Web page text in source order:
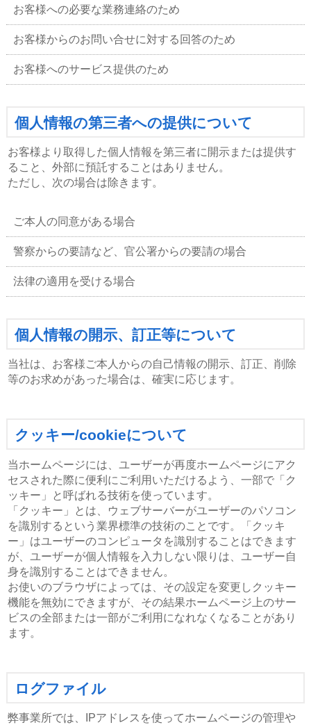
お客様への必要な業務連絡のため
お客様からのお問い合せに対する回答のため
お客様へのサービス提供のため
個人情報の第三者への提供について
お客様より取得した個人情報を第三者に開示または提供す
ること、外部に預託することはありません。
ただし、次の場合は除きます。
ご本人の同意がある場合
警察からの要請など、官公署からの要請の場合
法律の適用を受ける場合
個人情報の開示、訂正等について
当社は、お客様ご本人からの自己情報の開示、訂正、削除
等のお求めがあった場合は、確実に応じます。
クッキー/cookieについて
当ホームページには、ユーザーが再度ホームページにアク
セスされた際に便利にご利用いただけるよう、一部で「ク
ッキー」と呼ばれる技術を使っています。
「クッキー」とは、ウェブサーバーがユーザーのパソコン
を識別するという業界標準の技術のことです。「クッキ
ー」はユーザーのコンピュータを識別することはできます
が、ユーザーが個人情報を入力しない限りは、ユーザー自
身を識別することはできません。
お使いのブラウザによっては、その設定を変更しクッキー
機能を無効にできますが、その結果ホームページ上のサー
ビスの全部または一部がご利用になれなくなることがあり
ます。
ログファイル
弊事業所では、IPアドレスを使ってホームページの管理や